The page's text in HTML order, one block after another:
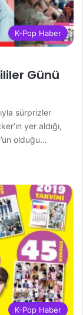
K-Pop Haber
Günü
sürprizler
yer aldığı,
olduğu…
K-Pop Haber